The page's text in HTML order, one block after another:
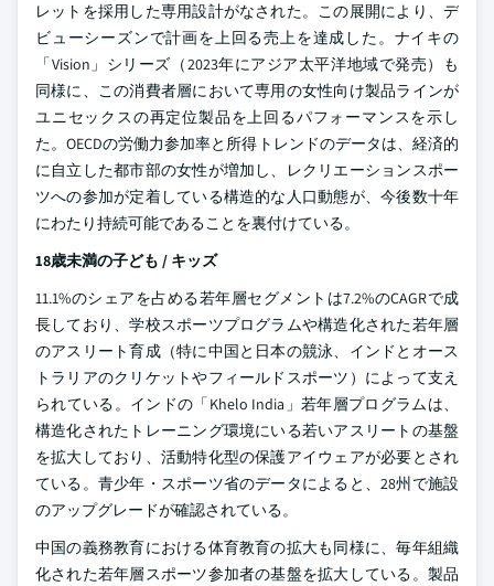
レットを採用した専用設計がなされた。この展開により、デ
ビューシーズンで計画を上回る売上を達成した。ナイキの
「Vision」シリーズ（2023年にアジア太平洋地域で発売）も
同様に、この消費者層において専用の女性向け製品ラインが
ユニセックスの再定位製品を上回るパフォーマンスを示し
た。OECDの労働力参加率と所得トレンドのデータは、経済的
に自立した都市部の女性が増加し、レクリエーションスポー
ツへの参加が定着している構造的な人口動態が、今後数十年
にわたり持続可能であることを裏付けている。
18歳未満の子ども / キッズ
11.1%のシェアを占める若年層セグメントは7.2%のCAGRで成
長しており、学校スポーツプログラムや構造化された若年層
のアスリート育成（特に中国と日本の競泳、インドとオース
トラリアのクリケットやフィールドスポーツ）によって支え
られている。インドの「Khelo India」若年層プログラムは、
構造化されたトレーニング環境にいる若いアスリートの基盤
を拡大しており、活動特化型の保護アイウェアが必要とされ
ている。青少年・スポーツ省のデータによると、28州で施設
のアップグレードが確認されている。
中国の義務教育における体育教育の拡大も同様に、毎年組織
化された若年層スポーツ参加者の基盤を拡大している。製品